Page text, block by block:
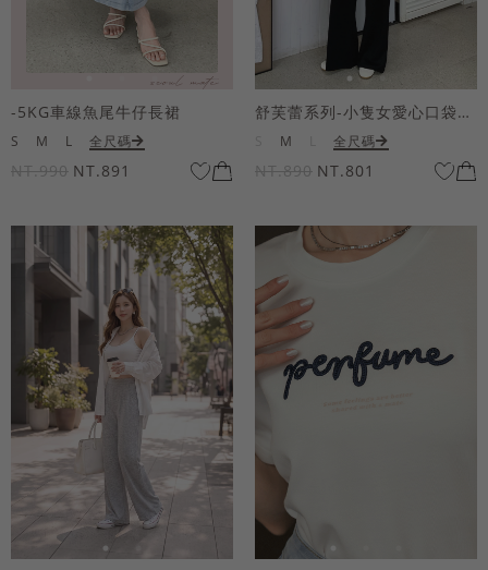
-5KG車線魚尾牛仔長裙
S M L 全尺碼
NT.990 NT.891
舒芙蕾系列-小隻女愛心口袋寬褲
M 全尺碼
NT.890 NT.801